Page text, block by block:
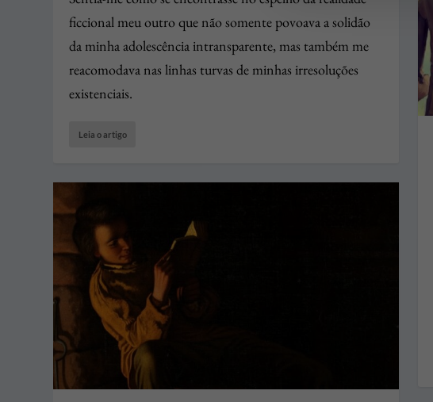
ficcional meu outro que não somente povoava a solidão
da minha adolescência intransparente, mas também me
reacomodava nas linhas turvas de minhas irresoluções
existenciais.
Leia o artigo